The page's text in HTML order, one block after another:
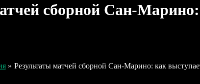
сборной Сан-
Результаты матчей сборной Сан-Марино: как